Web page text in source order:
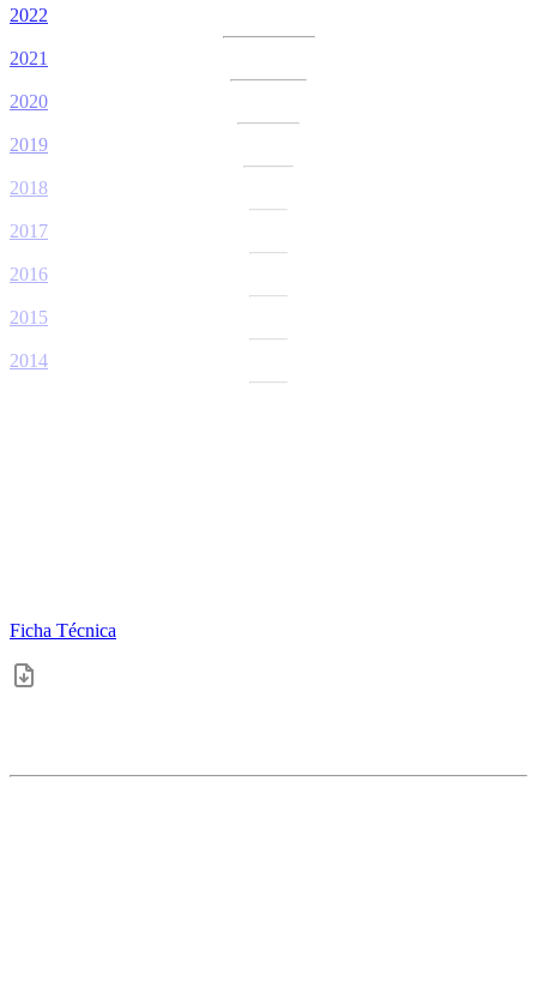
2022
2021
2020
2019
2018
2017
2016
2015
2014
Ficha Técnica